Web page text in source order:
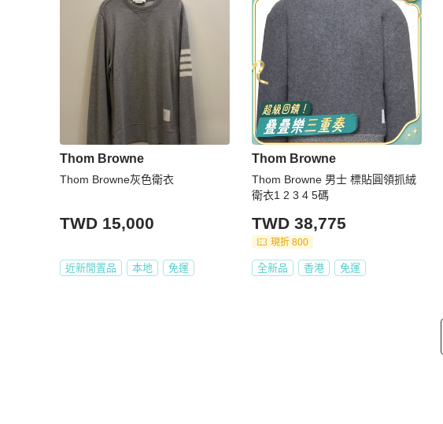
Thom Browne
Thom Browne灰色衛衣
TWD 15,000
近新閒置品 本地 免運
Thom Browne
Thom Browne 男士 標貼圓領抓絨
衛衣1 2 3 4 5碼
TWD 38,775
現折 800
全新品 香港 免運